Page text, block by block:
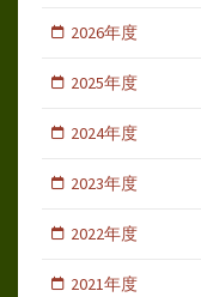
2026年度
2025年度
2024年度
2023年度
2022年度
2021年度